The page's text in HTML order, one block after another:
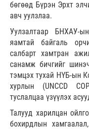
бөгөөд Бүрэн Эрхт
авч уулзлаа.
Уулзалтаар БНХАУ-
яамтай байгаль
салбарт хамтран
санамж бичгийг
тэмцэх тухай НҮБ-ын
хурлын (UNCCD
туслалцаа үзүүлэх
Талууд харилцан
бохирдлын